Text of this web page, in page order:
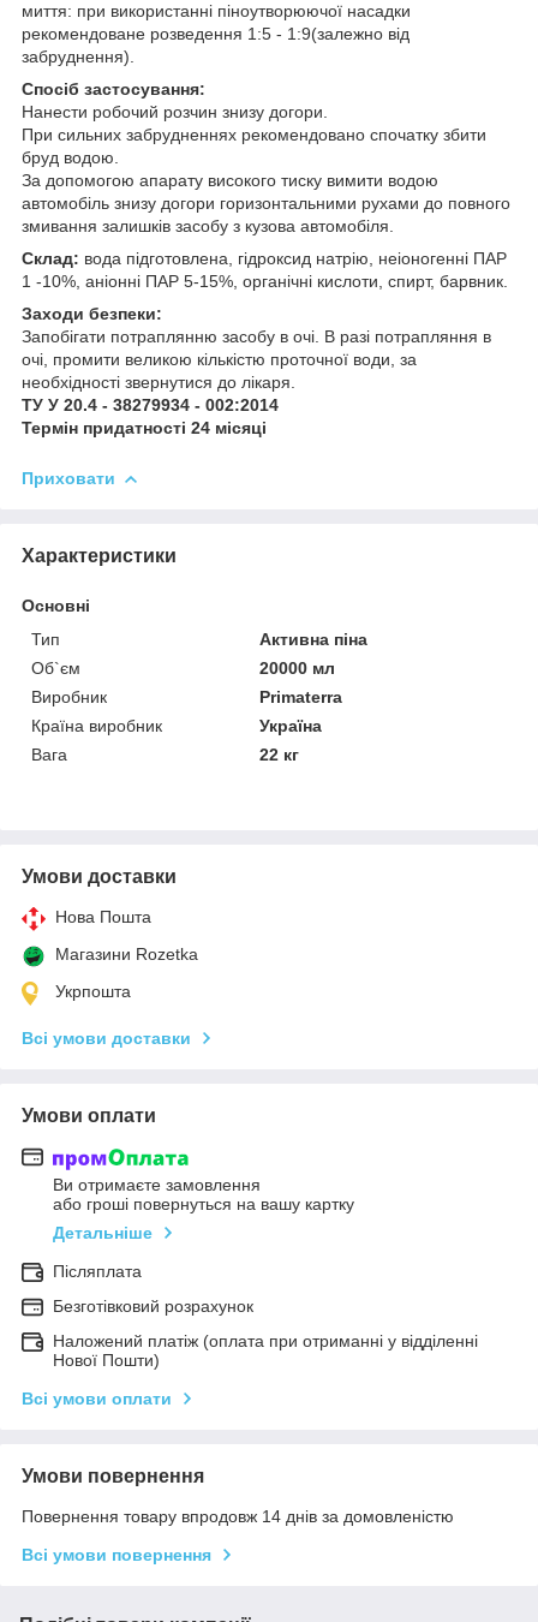
миття: при використанні піноутворюючої насадки
рекомендоване розведення 1:5 - 1:9(залежно від
забруднення).
Спосіб застосування:
Нанести робочий розчин знизу догори.
При сильних забрудненнях рекомендовано спочатку збити
бруд водою.
За допомогою апарату високого тиску вимити водою
автомобіль знизу догори горизонтальними рухами до повного
змивання залишків засобу з кузова автомобіля.
Склад: вода підготовлена, гідроксид натрію, неіоногенні ПАР
1 -10%, аніонні ПАР 5-15%, органічні кислоти, спирт, барвник.
Заходи безпеки:
Запобігати потраплянню засобу в очі. В разі потрапляння в
очі, промити великою кількістю проточної води, за
необхідності звернутися до лікаря.
ТУ У 20.4 - 38279934 - 002:2014
Термін придатності 24 місяці
Приховати
Характеристики
Основні
Тип
Активна піна
Об`єм
20000 мл
Виробник
Primaterra
Країна виробник
Україна
Вага
22 кг
Умови доставки
Нова Пошта
Магазини Rozetka
Укрпошта
Всі умови доставки
Умови оплати
Ви отримаєте замовлення
або гроші повернуться на вашу картку
Детальніше
Післяплата
Безготівковий розрахунок
Наложений платіж (оплата при отриманні у відділенні
Нової Пошти)
Всі умови оплати
Умови повернення
Повернення товару впродовж 14 днів за домовленістю
Всі умови повернення